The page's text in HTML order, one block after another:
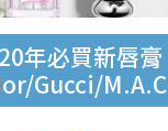
年必買新唇膏
Gucci/M.A.C